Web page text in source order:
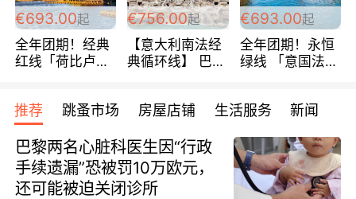
€693.00起
全年团期！经典
红线「荷比卢德
天！巴黎上下！
包拼房~
€756.00起
【意大利南法经
典循环线】 巴黎
宾馆 108欧/天起
€693.00起
全年团期！永恒
绿线 「意国法
欧/天起 ~包拼房
推荐 跳蚤市场 房屋店铺 生活服务 新闻
巴黎两名心脏科医生因“行政
手续遗漏”恐被罚10万欧元，
还可能被迫关闭诊所